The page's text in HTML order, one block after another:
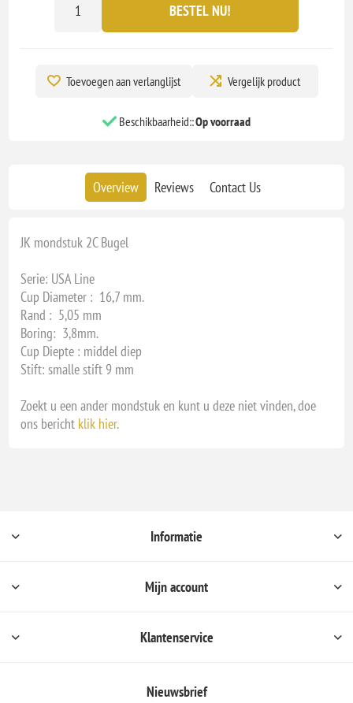
BESTEL NU!
Toevoegen aan verlanglijst Vergelijk product
Beschikbaarheid::Op voorraad
Overview Reviews Contact Us
JK mondstuk 2C Bugel
Serie: USA Line
Cup Diameter : 16,7 mm.
Rand : 5,05 mm
Boring: 3,8mm.
Cup Diepte : middel diep
Stift: smalle stift 9 mm
Zoekt u een ander mondstuk en kunt u deze niet vinden, doe
ons bericht klik hier.
Informatie
Mijn account
Klantenservice
Nieuwsbrief